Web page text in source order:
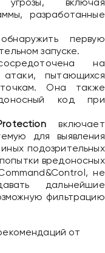
угрозы, включая
разработанные
первую
запуске.
на
пытающихся
Она также
код при
включает
для выявления
подозрительных
вредоносных
не
дальнейшие
фильтрацию
от